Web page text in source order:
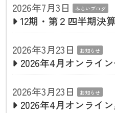
2026年7月3日
みらいブログ
12期・第２四半期決
2026年3月23日
お知らせ
2026年4月オンライ
2026年3月23日
お知らせ
2026年4月オンライ